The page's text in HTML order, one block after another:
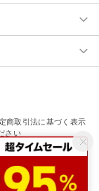
商取引法に基づく表示
さい